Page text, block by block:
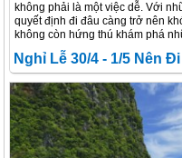
không phải là một việc dễ. Với
quyết định đi đâu càng trở nên
không còn hứng thú khám phá
một sự lựa chọn phù hợp.
Nghỉ Lễ 30/4 - 1/5 Nên